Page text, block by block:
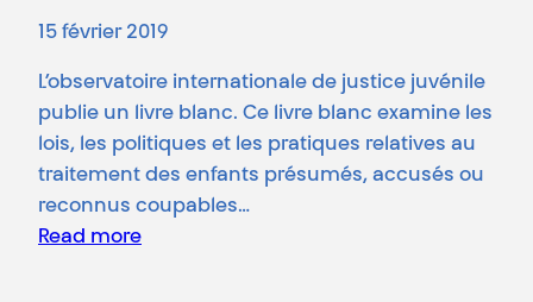
15 février 2019
L’observatoire internationale de justice juvénile
publie un livre blanc. Ce livre blanc examine les
lois, les politiques et les pratiques relatives au
traitement des enfants présumés, accusés ou
reconnus coupables…
Read more